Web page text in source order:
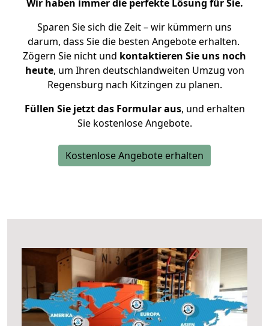
Wir haben immer die perfekte Lösung für Sie.
Sparen Sie sich die Zeit – wir kümmern uns
darum, dass Sie die besten Angebote erhalten.
Zögern Sie nicht und kontaktieren Sie uns noch
heute, um Ihren deutschlandweiten Umzug von
Regensburg nach Kitzingen zu planen.
Füllen Sie jetzt das Formular aus, und erhalten
Sie kostenlose Angebote.
Kostenlose Angebote erhalten